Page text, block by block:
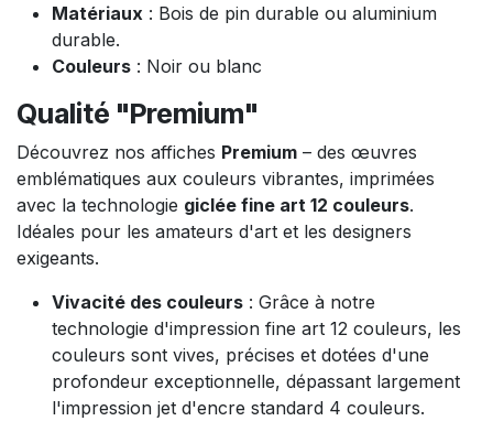
Matériaux : Bois de pin durable ou aluminium
durable.
Couleurs : Noir ou blanc
Qualité "Premium"
Découvrez nos affiches Premium – des œuvres
emblématiques aux couleurs vibrantes, imprimées
avec la technologie giclée fine art 12 couleurs.
Idéales pour les amateurs d'art et les designers
exigeants.
Vivacité des couleurs : Grâce à notre
technologie d'impression fine art 12 couleurs, les
couleurs sont vives, précises et dotées d'une
profondeur exceptionnelle, dépassant largement
l'impression jet d'encre standard 4 couleurs.